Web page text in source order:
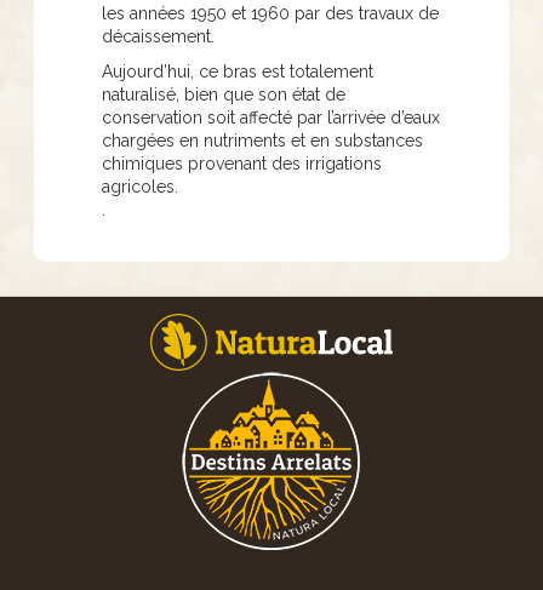
les années 1950 et 1960 par des travaux de
décaissement.
Aujourd’hui, ce bras est totalement
naturalisé, bien que son état de
conservation soit affecté par l’arrivée d’eaux
chargées en nutriments et en substances
chimiques provenant des irrigations
agricoles.